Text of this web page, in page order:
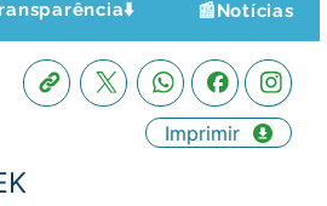
📰Notícias
Imprimir